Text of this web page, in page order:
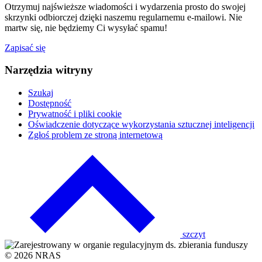
Otrzymuj najświeższe wiadomości i wydarzenia prosto do swojej
skrzynki odbiorczej dzięki naszemu regularnemu e-mailowi. Nie
martw się, nie będziemy Ci wysyłać spamu!
Zapisać się
Narzędzia witryny
Szukaj
Dostępność
Prywatność i pliki cookie
Oświadczenie dotyczące wykorzystania sztucznej inteligencji
Zgłoś problem ze stroną internetową
szczyt
© 2026 NRAS